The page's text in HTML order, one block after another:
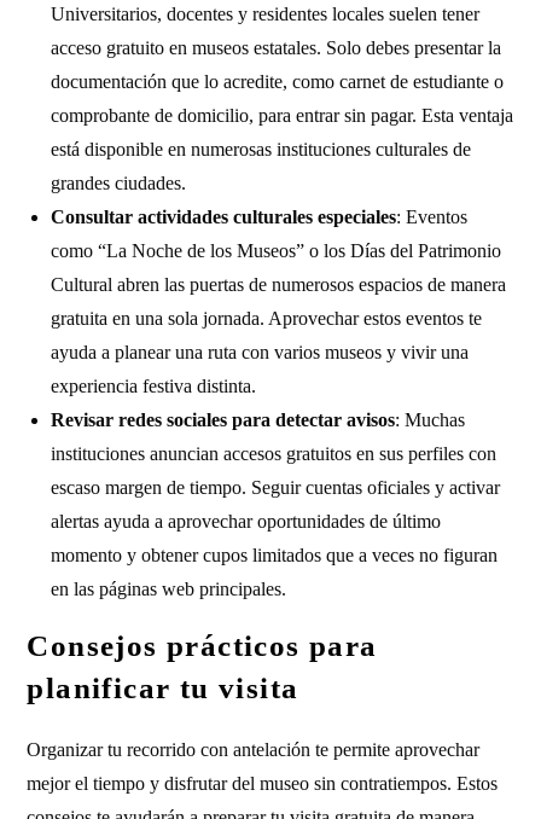
Universitarios, docentes y residentes locales suelen tener
acceso gratuito en museos estatales. Solo debes presentar la
documentación que lo acredite, como carnet de estudiante o
comprobante de domicilio, para entrar sin pagar. Esta ventaja
está disponible en numerosas instituciones culturales de
grandes ciudades.
Consultar actividades culturales especiales: Eventos
como “La Noche de los Museos” o los Días del Patrimonio
Cultural abren las puertas de numerosos espacios de manera
gratuita en una sola jornada. Aprovechar estos eventos te
ayuda a planear una ruta con varios museos y vivir una
experiencia festiva distinta.
Revisar redes sociales para detectar avisos: Muchas
instituciones anuncian accesos gratuitos en sus perfiles con
escaso margen de tiempo. Seguir cuentas oficiales y activar
alertas ayuda a aprovechar oportunidades de último
momento y obtener cupos limitados que a veces no figuran
en las páginas web principales.
Consejos prácticos para
planificar tu visita
Organizar tu recorrido con antelación te permite aprovechar
mejor el tiempo y disfrutar del museo sin contratiempos. Estos